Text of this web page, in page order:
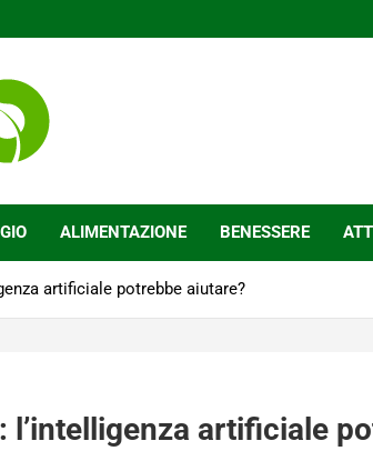
ALIMENTAZIONE BENESSERE
artificiale potrebbe aiutare?
l’intelligenza artificiale